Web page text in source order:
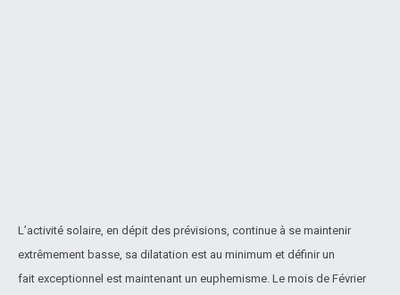
L’activité solaire, en dépit des prévisions, continue à se maintenir
extrêmement basse, sa dilatation est au minimum et définir un
fait exceptionnel est maintenant un euphemisme. Le mois de Février